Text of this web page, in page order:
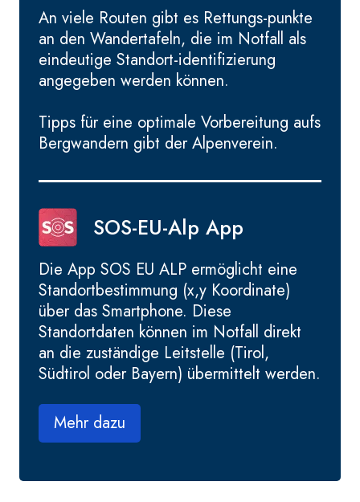
An viele Routen gibt es Rettungs-punkte
an den Wandertafeln, die im Notfall als
eindeutige Standort-identifizierung
angegeben werden können.
Tipps für eine optimale Vorbereitung aufs
Bergwandern gibt der Alpenverein.
SOS-EU-Alp App
Die App SOS EU ALP ermöglicht eine
Standortbestimmung (x,y Koordinate)
über das Smartphone. Diese
Standortdaten können im Notfall direkt
an die zuständige Leitstelle (Tirol,
Südtirol oder Bayern) übermittelt werden.
Mehr dazu